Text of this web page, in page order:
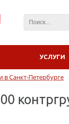
УСЛУГИ
в Санкт-Петeрбурге